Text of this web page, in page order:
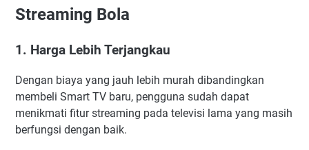
Streaming Bola
1. Harga Lebih Terjangkau
Dengan biaya yang jauh lebih murah dibandingkan
membeli Smart TV baru, pengguna sudah dapat
menikmati fitur streaming pada televisi lama yang masih
berfungsi dengan baik.